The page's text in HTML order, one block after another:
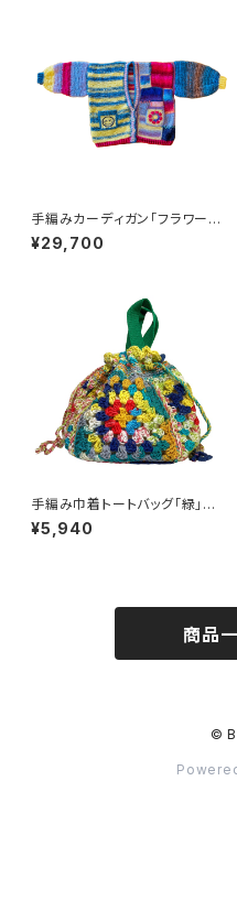
手編みカーディガン「フラワース
マイリーカーディガン」日本製
ハンドメイド
¥29,700
手編み巾着トートバッグ「緑」ク
ロシェ かぎ針編み ハンドメイド
¥5,940
商品
©